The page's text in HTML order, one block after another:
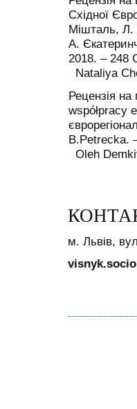
Східної
Мішталь, Л.
А.
2018. – 248
Nataliya
Рецензія
współpracy
B.Petrecka.
Oleh
м. Львів,